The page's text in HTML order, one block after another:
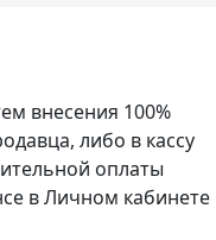
внесения 100%
либо в кассу
оплаты
в Личном кабинете